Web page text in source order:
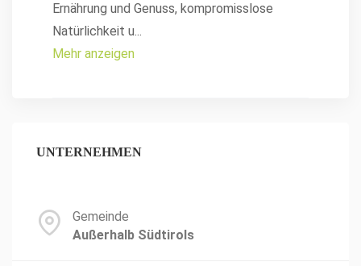
Ernährung und Genuss, kompromisslose
Natürlichkeit u...
Mehr anzeigen
UNTERNEHMEN
Gemeinde
Außerhalb Südtirols